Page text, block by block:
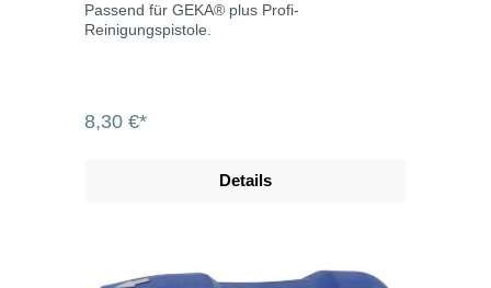
Passend für GEKA® plus Profi-
Reinigungspistole.
8,30 €*
Details